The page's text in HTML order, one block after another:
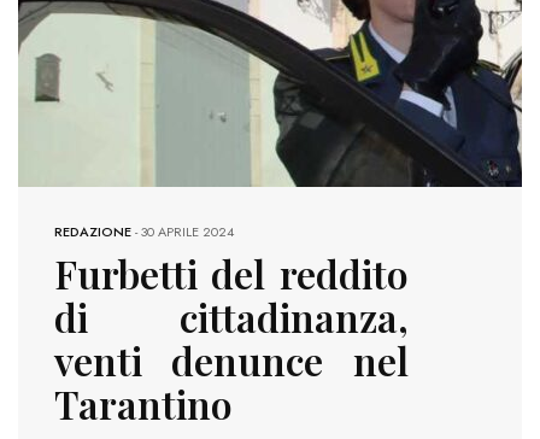
REDAZIONE-30 APRILE 2024
Furbetti del reddito
di cittadinanza,
venti denunce nel
Tarantino